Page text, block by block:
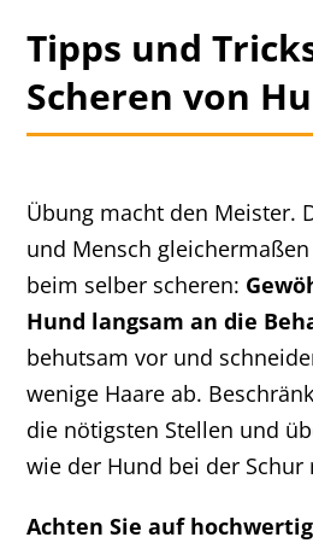
Tipps und
Scheren von
Übung macht den Meister.
und Mensch gleichermaßen
beim selber scheren:
Hund langsam an die
behutsam vor und
wenige Haare ab.
die nötigsten Stellen und
wie der Hund bei der Schur
Achten Sie auf